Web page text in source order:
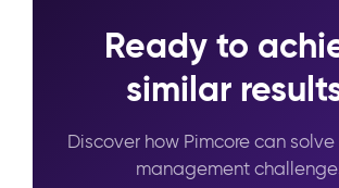
Ready to
similar
Discover how Pimcore can
management